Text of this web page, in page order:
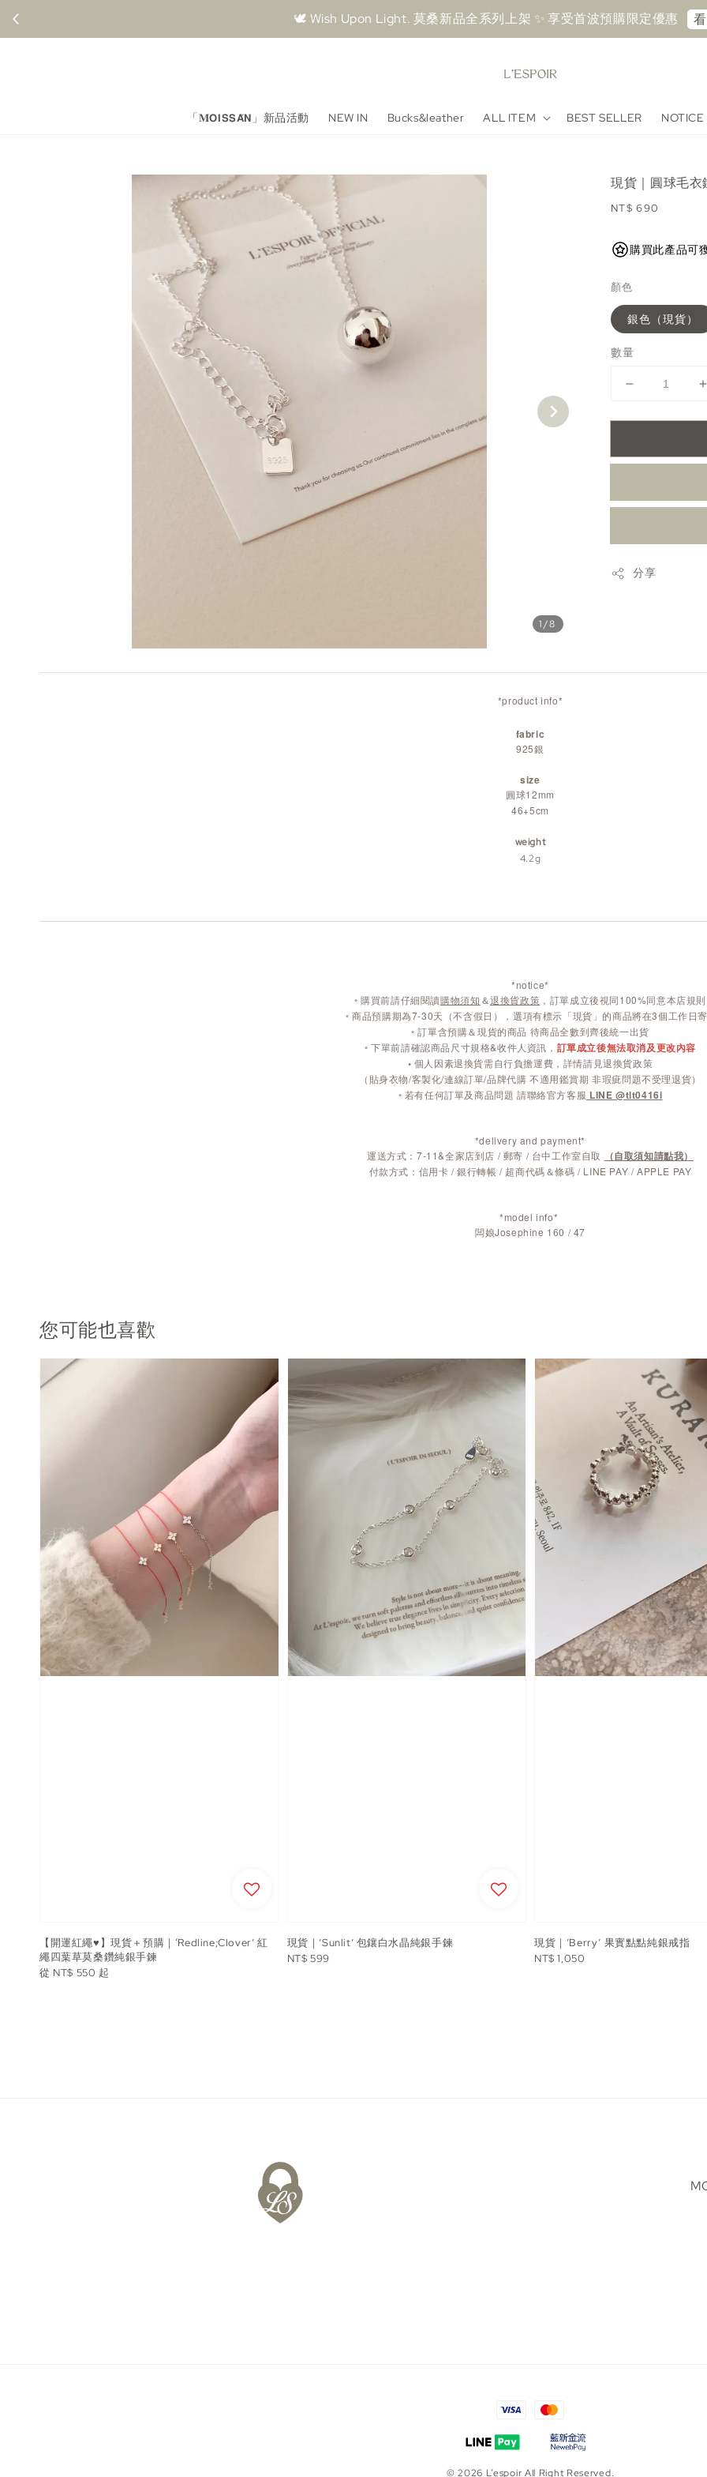
🕊️ Wish Upon Light. 莫桑新品全系列上架 ✨ 享受首波預購限定優惠⁠
「𝐌𝗢𝗜𝗦𝗦𝗔́𝗡」新品活動 NEW IN Bucks&leather ALL ITEM BEST SELLER NOTICE
1/8
現貨｜圓球毛衣
Regular
NT$ 690
購買此產品可
顏色
銀色（現貨）
數量
分享
*product info*
fabric
925銀
size
圓球12mm
46+5cm
weight
4.2g
*notice*
◦購買前請仔細閱讀購物須知 ＆退換貨政策 ，訂單成立後視同100%同意本店規則
◦商品預購期為7-30天（不含假日），選項有標示「現貨」的商品將在3個工作日
◦ 訂單含預購＆現貨的商品 待商品全數到齊後統一出貨
◦ 下單前請確認商品尺寸規格&收件人資訊， 訂單成立後無法取消及更改內容
◦ 個人因素退換貨需自行負擔運費，詳情請見退換貨政策
（貼身衣物/客製化/連線訂單/品牌代購 不適用鑑賞期 非瑕疵問題不受理退貨）
◦ 若有任何訂單及商品問題 請聯絡官方客服 LINE @tlt0416i
*delivery and payment*
運送方式：7-11&全家店到店 / 郵寄 / 台中工作室自取
（自取須知請點我）
付款方式：信用卡 / 銀行轉帳 / 超商代碼＆條碼 / LINE PAY / APPLE PAY
*model info*
闆娘Josephine 160 / 47
您可能也喜歡
【開運紅繩♥️】現貨＋預購｜‘Redline;Clover’ 紅
繩四葉草莫桑鑽純銀手鍊
Regular
從 NT$ 550 起
現貨｜’Sunlit’ 包鑲白水晶純銀手鍊
Regular
NT$ 599
現貨｜’Berry’ 果實點點純銀戒指
Regular
NT$ 1,050
© 2026 L’espoir All Right Reserved.